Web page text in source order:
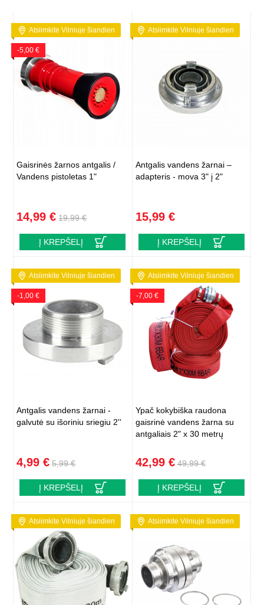
Atsiimkite Vilniuje šiandien
-5,00 €
Gaisrinės žarnos antgalis /
Vandens pistoletas 1"
14,99 € 19,99 €
Į KREPŠELĮ
Atsiimkite Vilniuje šiandien
Antgalis vandens žarnai –
adapteris - mova 3" į 2"
15,99 €
Į KREPŠELĮ
Atsiimkite Vilniuje šiandien
-1,00 €
Antgalis vandens žarnai -
galvutė su išoriniu sriegiu 2''
4,99 € 5,99 €
Į KREPŠELĮ
Atsiimkite Vilniuje šiandien
-7,00 €
Ypač kokybiška raudona
gaisrinė vandens žarna su
antgaliais 2" x 30 metrų
42,99 € 49,99 €
Į KREPŠELĮ
Atsiimkite Vilniuje šiandien Atsiimkite Vilniuje šiandien